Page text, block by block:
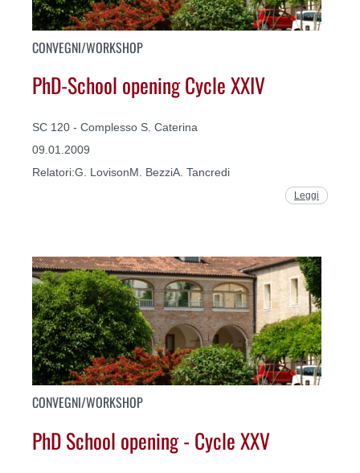
CONVEGNI/WORKSHOP
PhD-School opening Cycle XXIV
SC 120 - Complesso S. Caterina
09.01.2009
Relatori:G. LovisonM. BezziA. Tancredi
Leggi
CONVEGNI/WORKSHOP
PhD School opening - Cycle XXV